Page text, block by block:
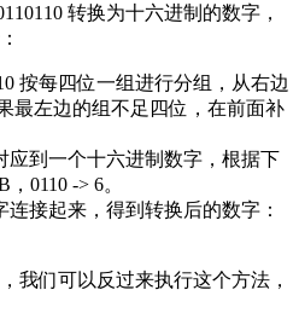
转换为十六进制的数字，
按每四位一组进行分组，从右边
最左边的组不足四位，在前面补
应到一个十六进制数字，根据下
0110 -> 6。
接起来，得到转换后的数字：
我们可以反过来执行这个方法，